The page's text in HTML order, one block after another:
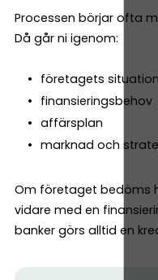
Processen börjar ofta
Då går ni igenom:
företagets situation
finansieringsbehov
affärsplan
marknad och
Om företaget bedöms
vidare med en
banker görs alltid en